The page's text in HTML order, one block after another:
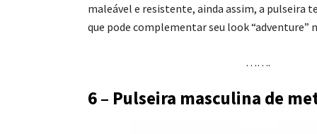
maleável e resistente, ainda assim, a pulseira
que pode complementar seu look “adventure”
…….
6 – Pulseira masculina de